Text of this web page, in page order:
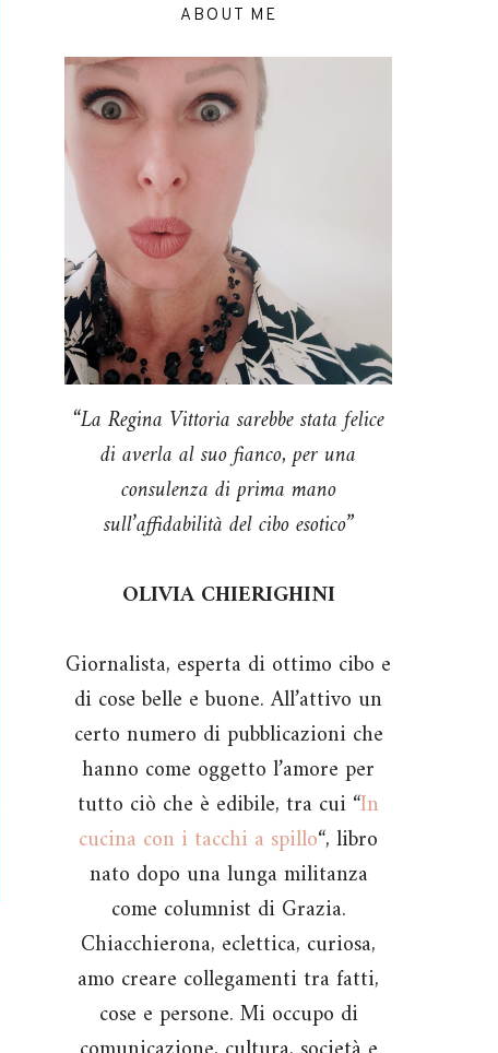
ABOUT ME
“La Regina Vittoria sarebbe stata felice
di averla al suo fianco, per una
consulenza di prima mano
sull’affidabilità del cibo esotico”
OLIVIA CHIERIGHINI
Giornalista, esperta di ottimo cibo e
di cose belle e buone. All’attivo un
certo numero di pubblicazioni che
hanno come oggetto l’amore per
tutto ciò che è edibile, tra cui “In
cucina con i tacchi a spillo“, libro
nato dopo una lunga militanza
come columnist di Grazia.
Chiacchierona, eclettica, curiosa,
amo creare collegamenti tra fatti,
cose e persone. Mi occupo di